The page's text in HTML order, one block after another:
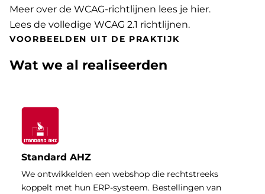
Meer over de WCAG-richtlijnen lees je hier.
Lees de volledige WCAG 2.1 richtlijnen.
VOORBEELDEN UIT DE PRAKTIJK
Wat we al realiseerden
Standard AHZ
We ontwikkelden een webshop die rechtstreeks
koppelt met hun ERP-systeem. Bestellingen van